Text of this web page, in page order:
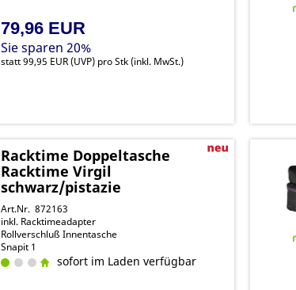
79,96 EUR
Sie sparen 20%
statt99,95 EUR(UVP) pro Stk (inkl. MwSt.)
Racktime Doppeltasche
Racktime Virgil
schwarz/pistazie
Art.Nr. 872163
inkl. Racktimeadapter
Rollverschluß Innentasche
Snapit 1
sofort im Laden verfügbar